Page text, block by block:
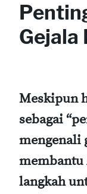
Gejala
Meskipun
sebagai
mengenali
membantu
langkah